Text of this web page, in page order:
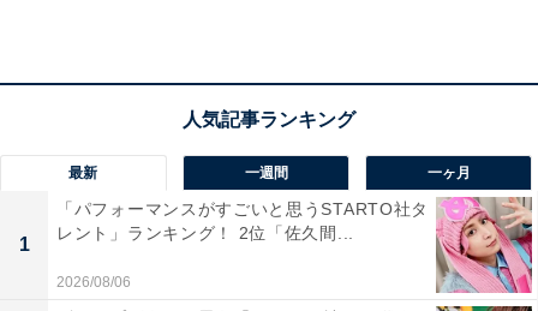
リー向けの道の駅です。地元食材を使った料理やお土産
の販売に加え、湖を眺めながらのんびり過ごせるロケー
ションが魅力。休日には子ども連れやキャンパーでにぎ
わい、アウトドアと地域グルメの両方を楽しめる憩いの
場として人気を集めています。
回答者のコメントを見ると「湖の近くにあり、新鮮な野
最新 一週間 一ヶ月
1
「パフォーマンスがすごいと思うSTARTO社タ
レント」ランキング！ 2位「佐久間...
2026/08/06